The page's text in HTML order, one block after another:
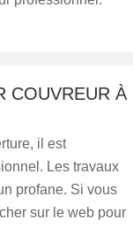
COUVREUR À
il est
Les travaux
profane. Si vous
sur le web pour